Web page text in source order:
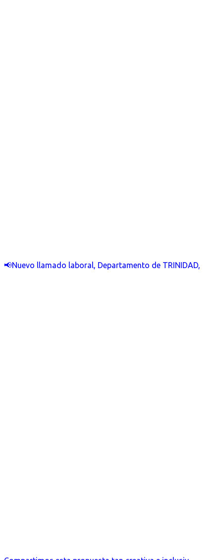
📢Nuevo llamado laboral, Departamento de TRINIDAD,